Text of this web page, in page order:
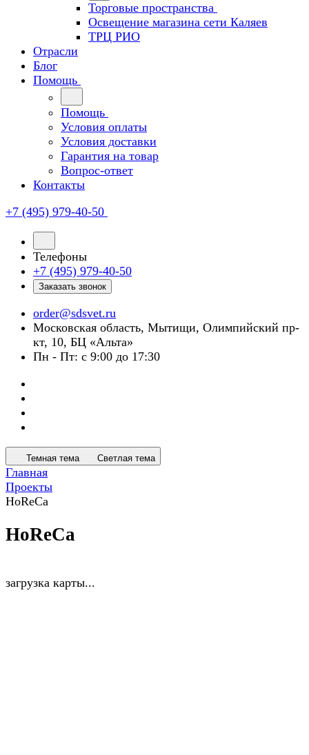
Торговые пространства
Освещение магазина сети Каляев
ТРЦ РИО
Отрасли
Блог
Помощь
Помощь
Условия оплаты
Условия доставки
Гарантия на товар
Вопрос-ответ
Контакты
+7 (495) 979-40-50
Телефоны
+7 (495) 979-40-50
Заказать звонок
order@sdsvet.ru
Московская область, Мытищи, Олимпийский пр-
кт, 10, БЦ «Альта»
Пн - Пт: с 9:00 до 17:30
Темная тема Светлая тема
Главная
Проекты
HoReCa
HoReCa
загрузка карты...